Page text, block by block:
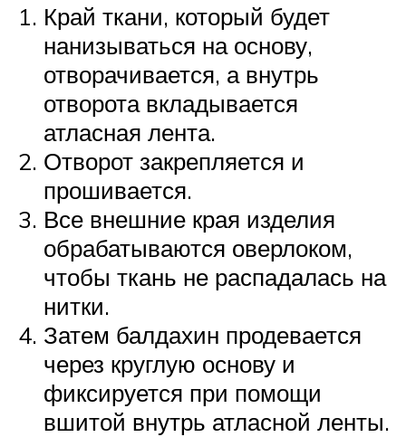
Край ткани, который будет
нанизываться на основу,
отворачивается, а внутрь
отворота вкладывается
атласная лента.
Отворот закрепляется и
прошивается.
Все внешние края изделия
обрабатываются оверлоком,
чтобы ткань не распадалась на
нитки.
Затем балдахин продевается
через круглую основу и
фиксируется при помощи
вшитой внутрь атласной ленты.